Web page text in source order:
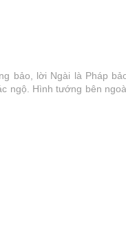
bảo, lời Ngài là Pháp
ngộ. Hình tướng bên